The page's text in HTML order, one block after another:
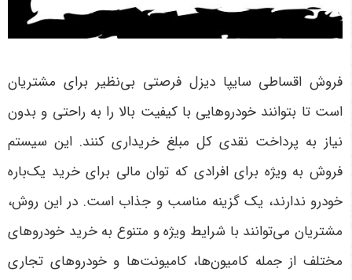
فروش اقساطی سایپا دیزل فرصتی بی‌نظیر برای مشتریان
است تا بتوانند خودروهایی با کیفیت بالا را به راحتی و بدون
نیاز به پرداخت نقدی کل مبلغ خریداری کنند. این سیستم
فروش به ویژه برای افرادی که توان مالی برای خرید یک‌باره
خودرو ندارند، یک گزینه مناسب و جذاب است. در این روش،
مشتریان می‌توانند با شرایط ویژه و متنوع به خرید خودروهای
مختلف از جمله کامیون‌ها، کامیونت‌ها و خودروهای تجاری